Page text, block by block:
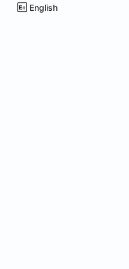
English